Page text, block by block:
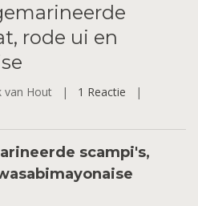
rode ui en
van Hout | 1 Reactie |
scampi's,